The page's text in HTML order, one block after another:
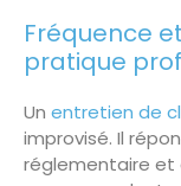
Fréquence
pratique
Un entretien de
improvisé. Il
réglementaire et